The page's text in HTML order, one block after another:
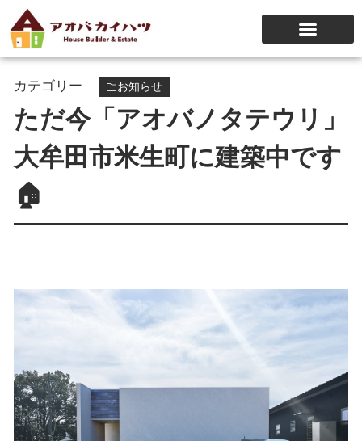
カテゴリー お知らせ
ただ今「アオバノタテウリ」
大牟田市米生町に建築中です
🏠